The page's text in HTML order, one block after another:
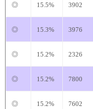
◎ 15.5% 3902
◎ 15.3% 3976
◎ 15.2% 2326
◎ 15.2% 7800
◎ 15.2% 7602